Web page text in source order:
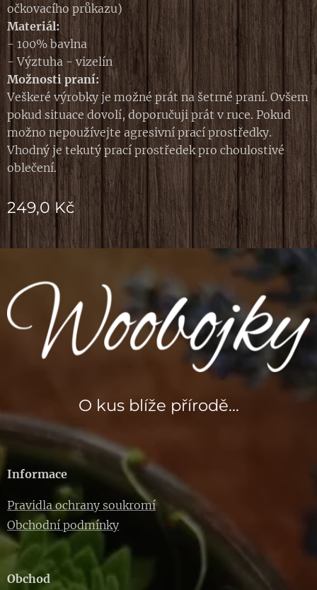
očkovacího průkazu)
Materiál:
- 100% bavlna
- Výztuha - vizelín
Možnosti praní:
Veškeré výrobky je možné prát na šetrné praní. Ovšem
pokud situace dovolí, doporučuji prát v ruce. Pokud
možno nepoužívejte agresivní prací prostředky.
Vhodný je tekutý prací prostředek pro choulostivé
oblečení.
249,0Kč
O kus blíže přírodě...
Informace
Pravidla ochrany soukromí
Obchodní podmínky
Obchod